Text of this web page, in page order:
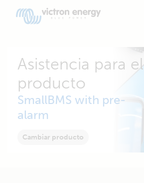
Asistencia para el
producto
SmallBMS with pre-
alarm
Cambiar producto